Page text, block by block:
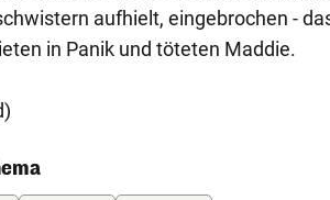
aufhielt, eingebrochen -
in Panik und töteten Maddie.